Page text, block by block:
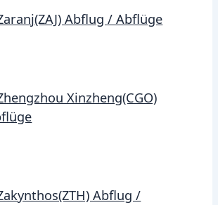
Abflug / Abflüge
Xinzheng(CGO)
Abflug /